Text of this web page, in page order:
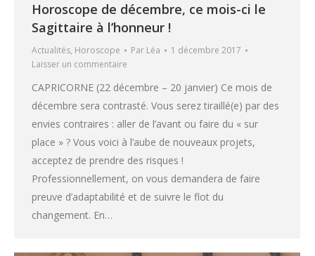
Horoscope de décembre, ce mois-ci le
Sagittaire à l’honneur !
Actualités, Horoscope Par Léa
1 décembre 2017
Laisser un commentaire
CAPRICORNE (22 décembre – 20 janvier) Ce mois de
décembre sera contrasté. Vous serez tiraillé(e) par des
envies contraires : aller de l’avant ou faire du « sur
place » ? Vous voici à l’aube de nouveaux projets,
acceptez de prendre des risques !
Professionnellement, on vous demandera de faire
preuve d’adaptabilité et de suivre le flot du
changement. En…